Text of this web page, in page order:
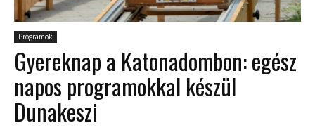
Programok
Gyereknap a Katonadombon: egész
napos programokkal készül
Dunakeszi